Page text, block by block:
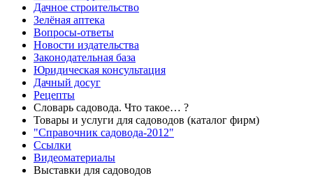
Дачное строительство
Зелёная аптека
Вопросы-ответы
Новости издательства
Законодательная база
Юридическая консультация
Дачный досуг
Рецепты
Словарь садовода. Что такое… ?
Товары и услуги для садоводов (каталог фирм)
"Справочник садовода-2012"
Ссылки
Видеоматериалы
Выставки для садоводов